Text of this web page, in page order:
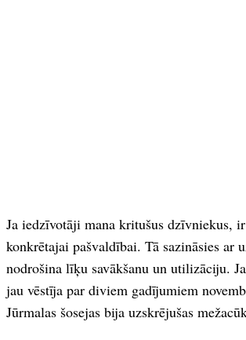
Ja iedzīvotāji mana kritušus dzīvniekus,
konkrētajai pašvaldībai. Tā sazināsies ar
nodrošina līķu savākšanu un utilizāciju.
jau vēstīja par diviem gadījumiem
Jūrmalas šosejas bija uzskrējušas